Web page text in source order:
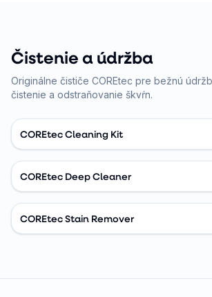
Čistenie a údržba
Originálne čističe COREtec pre bežnú
čistenie a odstraňovanie škvŕn.
COREtec Cleaning Kit
COREtec Deep Cleaner
COREtec Stain Remover